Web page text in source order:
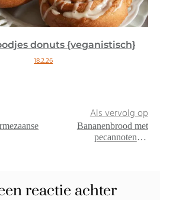
donuts {veganistisch}
18.2.26
Als vervolg op
Bananenbrood met
pecannoten en
reactie achter